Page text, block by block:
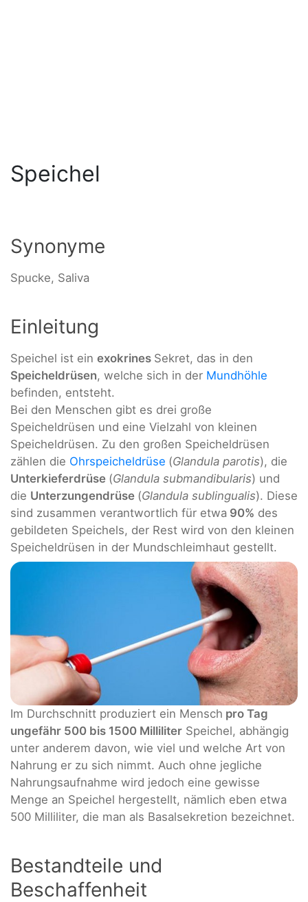
Speichel
Synonyme
Spucke, Saliva
Einleitung
Speichel ist ein exokrines Sekret, das in den
Speicheldrüsen, welche sich in der Mundhöhle
befinden, entsteht.
Bei den Menschen gibt es drei große
Speicheldrüsen und eine Vielzahl von kleinen
Speicheldrüsen. Zu den großen Speicheldrüsen
zählen die Ohrspeicheldrüse (Glandula parotis), die
Unterkieferdrüse (Glandula submandibularis) und
die Unterzungendrüse (Glandula sublingualis). Diese
sind zusammen verantwortlich für etwa 90% des
gebildeten Speichels, der Rest wird von den kleinen
Speicheldrüsen in der Mundschleimhaut gestellt.
Im Durchschnitt produziert ein Mensch pro Tag
ungefähr 500 bis 1500 Milliliter Speichel, abhängig
unter anderem davon, wie viel und welche Art von
Nahrung er zu sich nimmt. Auch ohne jegliche
Nahrungsaufnahme wird jedoch eine gewisse
Menge an Speichel hergestellt, nämlich eben etwa
500 Milliliter, die man als Basalsekretion bezeichnet.
Bestandteile und
Beschaffenheit